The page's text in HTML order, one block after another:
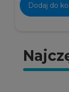
Dodaj do